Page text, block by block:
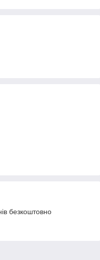
безкоштовно